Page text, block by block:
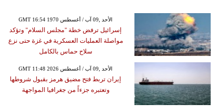
GMT 16:54 1970 الأحد ,09 آب / أغسطس
إسرائيل ترفض خطة "مجلس السلام" وتؤكد
مواصلة العمليات العسكرية في غزة حتى نزع
سلاح حماس بالكامل
GMT 11:48 2026 الأحد ,09 آب / أغسطس
إيران تربط فتح مضيق هرمز بقبول شروطها
وتعتبره جزءاً من جغرافيا المواجهة